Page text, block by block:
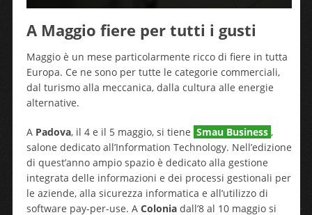
A Maggio fiere per tutti i gusti
Maggio è un mese particolarmente ricco di fiere in tutta
Europa. Ce ne sono per tutte le categorie commerciali,
dal turismo alla meccanica, dalla cultura alle energie
alternative.
A Padova, il 4 e il 5 maggio, si tiene Smau Business ,
salone dedicato all’Information Technology. Nell’edizione
di quest’anno ampio spazio è dedicato alla gestione
integrata delle informazioni e dei processi gestionali per
le aziende, alla sicurezza informatica e all’utilizzo di
software pay-per-use. A Coloniadall’8 al 10 maggio si